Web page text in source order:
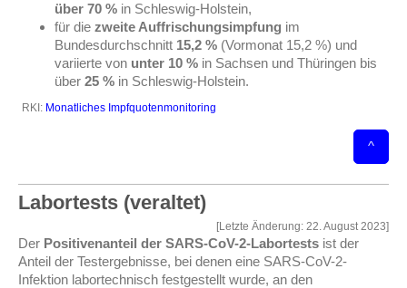
über 70 % in Schleswig-Holstein,
für die zweite Auffrischungsimpfung im
Bundesdurchschnitt 15,2 % (Vormonat 15,2 %) und
variierte von unter 10 % in Sachsen und Thüringen bis
über 25 % in Schleswig-Holstein.
RKI: Monatliches Impfquotenmonitoring
^
Labortests (veraltet)
[Letzte Änderung: 22. August 2023]
Der Positivenanteil der SARS-CoV-2-Labortests ist der
Anteil der Testergebnisse, bei denen eine SARS-CoV-2-
Infektion labortechnisch festgestellt wurde, an den